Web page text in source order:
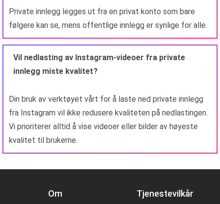
Private innlegg legges ut fra en privat konto som bare
følgere kan se, mens offentlige innlegg er synlige for alle.
Vil nedlasting av Instagram-videoer fra private
innlegg miste kvalitet?
Din bruk av verktøyet vårt for å laste ned private innlegg
fra Instagram vil ikke redusere kvaliteten på nedlastingen.
Vi prioriterer alltid å vise videoer eller bilder av høyeste
kvalitet til brukerne.
Om Tjenestevilkår